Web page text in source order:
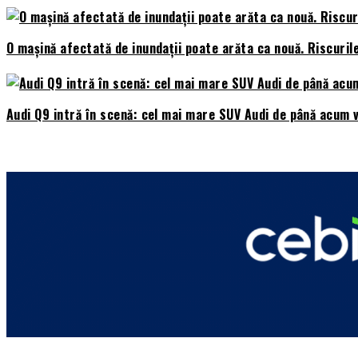
O mașină afectată de inundații poate arăta ca nouă.
Audi Q9 intră în scenă: cel mai mare SUV Audi de până